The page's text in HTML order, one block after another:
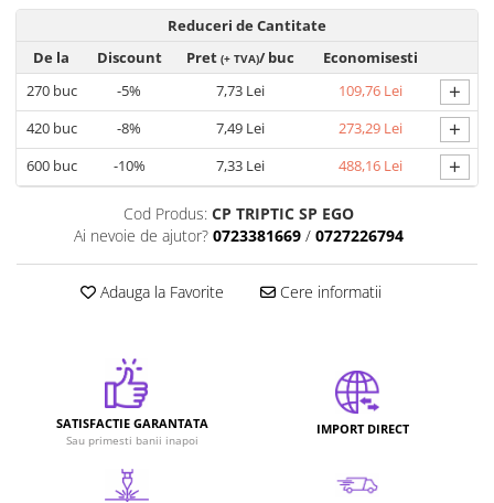
Reduceri de Cantitate
De la
Discount Pret (+ TVA)/ buc
Economisesti
270buc -5% 7,73 Lei 109,76 Lei +
420buc -8% 7,49 Lei 273,29 Lei +
600buc -10% 7,33 Lei 488,16 Lei +
Cod Produs: CP TRIPTIC SP EGO
Ai nevoie de ajutor? 0723381669 / 0727226794
Adauga la Favorite Cere informatii
SATISFACTIE GARANTATA
Sau primesti banii inapoi
IMPORT DIRECT